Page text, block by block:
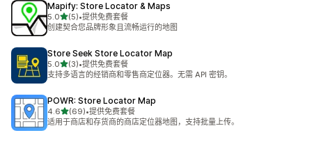
Mapify: Store Locator & Maps
5.0星（满分 5 星）
(5)
总共 5 条评论
•提供免费套餐
创建契合您品牌形象且流畅运行的地图
Store Seek Store Locator Map
5.0星（满分 5 星）
(3)
总共 3 条评论
•提供免费套餐
支持多语言的经销商和零售商定位器。无需 API 密钥。
POWR: Store Locator Map
4.6星（满分 5 星）
(69)
总共 69 条评论
•提供免费套餐
适用于商店和存货商的商店定位器地图，支持批量上传。